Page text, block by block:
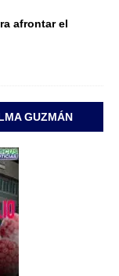
afrontar el
GUZMÁN